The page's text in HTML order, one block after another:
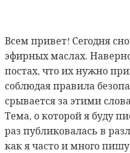
Всем привет! Сегодня
эфирных маслах.
постах, что их нужно
соблюдая правила
срывается за этими
Тема, о которой я буду
раз публиковалась в
как я часто и много